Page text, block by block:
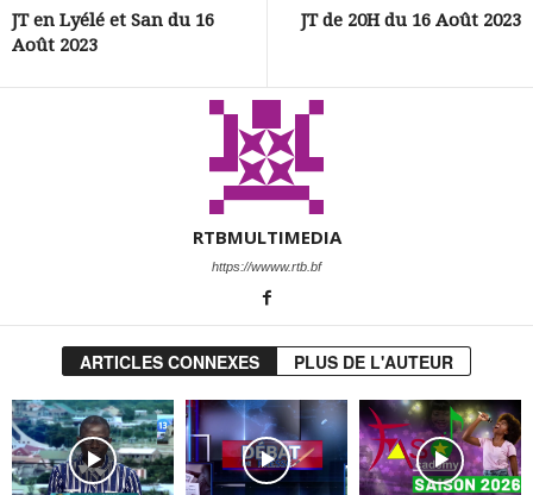
JT en Lyélé et San du 16
Août 2023
JT de 20H du 16 Août 2023
RTBMULTIMEDIA
https://wwww.rtb.bf
ARTICLES CONNEXES PLUS DE L'AUTEUR